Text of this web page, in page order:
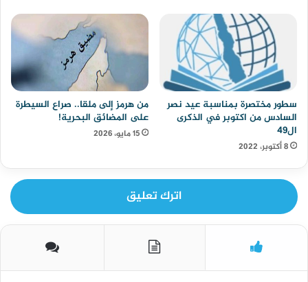
سطور مختصرة بمناسبة عيد نصر
السادس من اكتوبر في الذكرى
ال49
8 أكتوبر، 2022
من هرمز إلى ملقا.. صراع السيطرة
على المضائق البحرية!
15 مايو، 2026
اترك تعليق